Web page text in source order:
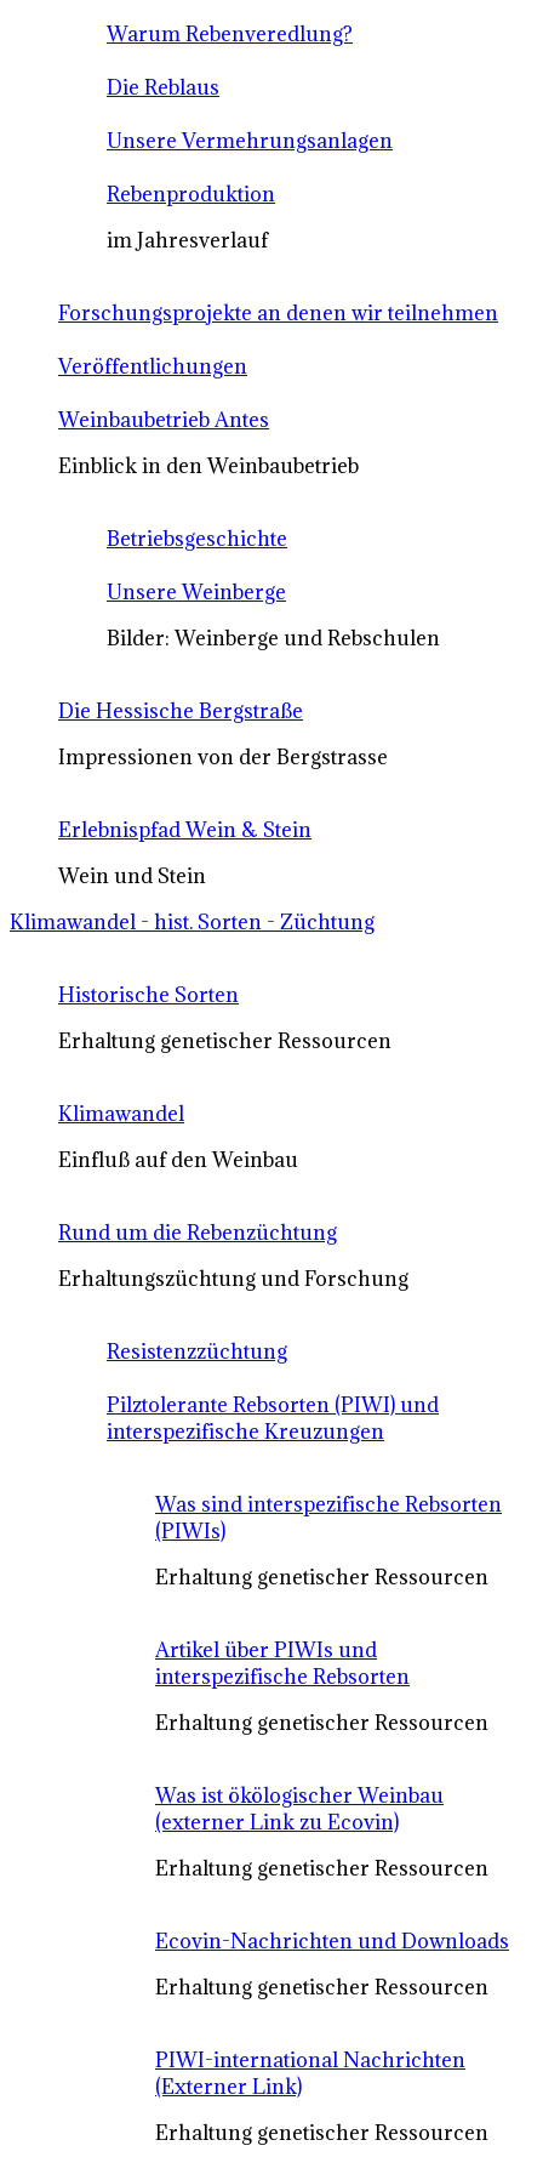
Warum Rebenveredlung?
Die Reblaus
Unsere Vermehrungsanlagen
Rebenproduktion
im Jahresverlauf
Forschungsprojekte an denen wir teilnehmen
Veröffentlichungen
Weinbaubetrieb Antes
Einblick in den Weinbaubetrieb
Betriebsgeschichte
Unsere Weinberge
Bilder: Weinberge und Rebschulen
Die Hessische Bergstraße
Impressionen von der Bergstrasse
Erlebnispfad Wein & Stein
Wein und Stein
Klimawandel - hist. Sorten - Züchtung
Historische Sorten
Erhaltung genetischer Ressourcen
Klimawandel
Einfluß auf den Weinbau
Rund um die Rebenzüchtung
Erhaltungszüchtung und Forschung
Resistenzzüchtung
Pilztolerante Rebsorten (PIWI) und
interspezifische Kreuzungen
Was sind interspezifische Rebsorten
(PIWIs)
Erhaltung genetischer Ressourcen
Artikel über PIWIs und
interspezifische Rebsorten
Erhaltung genetischer Ressourcen
Was ist ökölogischer Weinbau
(externer Link zu Ecovin)
Erhaltung genetischer Ressourcen
Ecovin-Nachrichten und Downloads
Erhaltung genetischer Ressourcen
PIWI-international Nachrichten
(Externer Link)
Erhaltung genetischer Ressourcen